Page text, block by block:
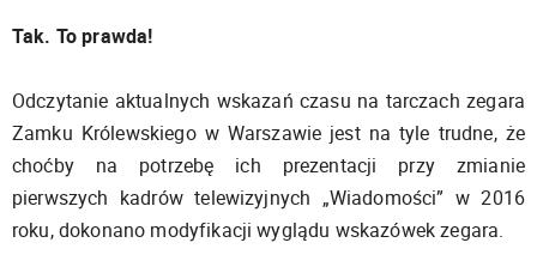
Tak. To prawda!
Odczytanie aktualnych wskazań czasu na tarczach zegara
Zamku Królewskiego w Warszawie jest na tyle trudne, że
choćby na potrzebę ich prezentacji przy zmianie
pierwszych kadrów telewizyjnych „Wiadomości” w 2016
roku, dokonano modyfikacji wyglądu wskazówek zegara.